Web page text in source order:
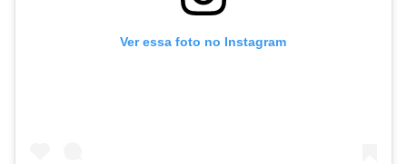
Ver essa foto no Instagram